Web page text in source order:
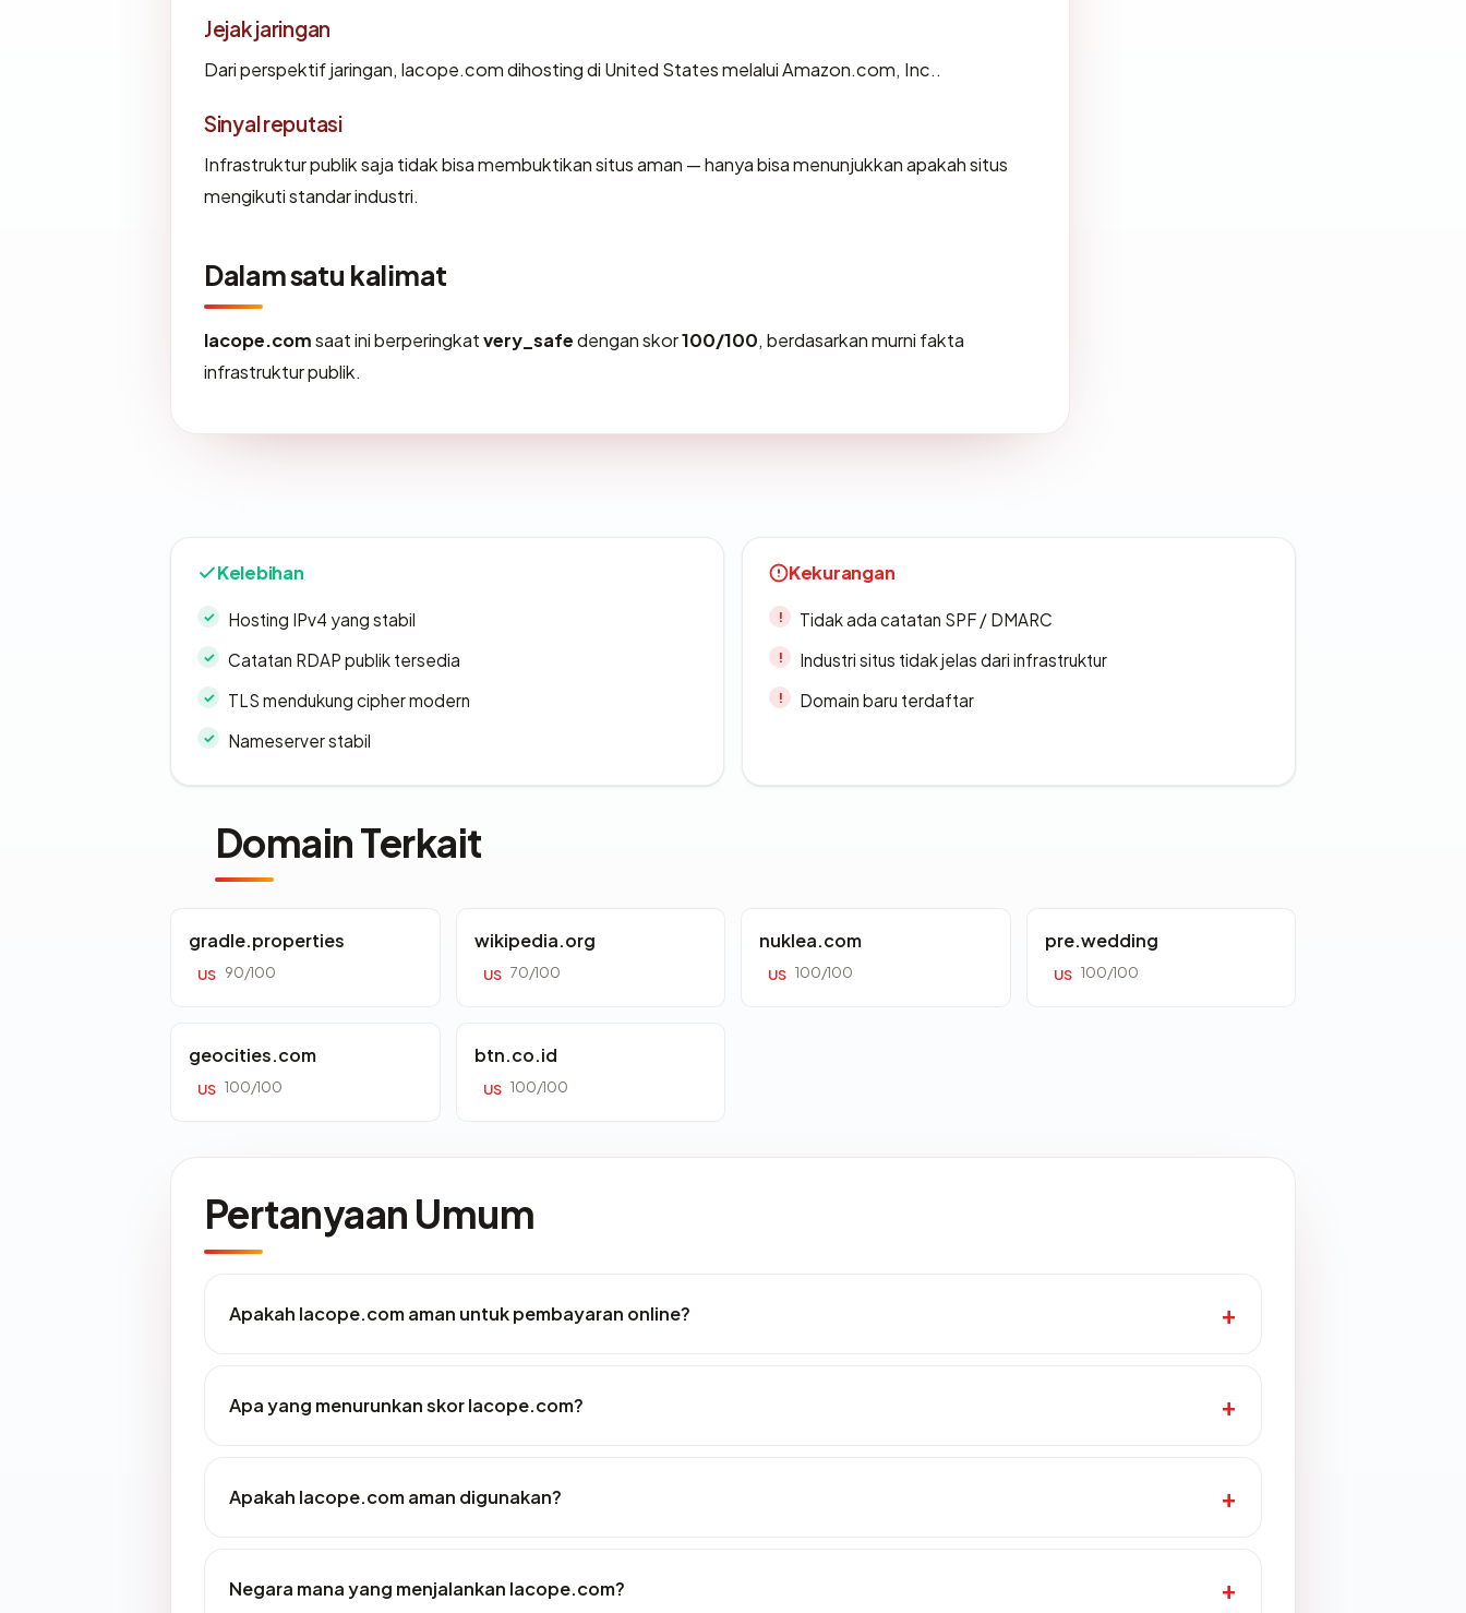
Jejak jaringan
Dari perspektif jaringan, lacope.com dihosting di United States melalui Amazon.com, Inc..
Sinyal reputasi
Infrastruktur publik saja tidak bisa membuktikan situs aman — hanya bisa menunjukkan apakah situs
mengikuti standar industri.
Dalam satu kalimat
lacope.comsaat ini berperingkatvery_safedengan skor100/100, berdasarkan murni fakta
infrastruktur publik.
Kelebihan
Hosting IPv4 yang stabil
Catatan RDAP publik tersedia
TLS mendukung cipher modern
Nameserver stabil
Kekurangan
Tidak ada catatan SPF / DMARC
Industri situs tidak jelas dari infrastruktur
Domain baru terdaftar
Domain Terkait
gradle.properties
US 90/100
wikipedia.org
US 70/100
nuklea.com
US 100/100
pre.wedding
US 100/100
geocities.com
US 100/100
btn.co.id
US 100/100
Pertanyaan Umum
Apakah lacope.com aman untuk pembayaran online?
Apa yang menurunkan skor lacope.com?
Apakah lacope.com aman digunakan?
Negara mana yang menjalankan lacope.com?